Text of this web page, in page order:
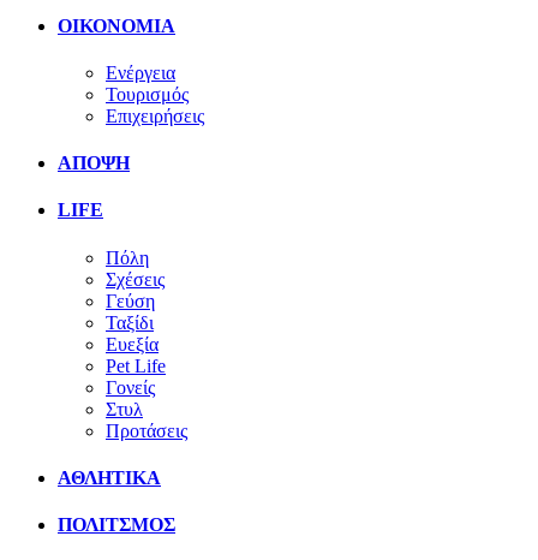
ΟΙΚΟΝΟΜΙΑ
Ενέργεια
Τουρισμός
Επιχειρήσεις
ΑΠΟΨΗ
LIFE
Πόλη
Σχέσεις
Γεύση
Ταξίδι
Ευεξία
Pet Life
Γονείς
Στυλ
Προτάσεις
ΑΘΛΗΤΙΚΑ
ΠΟΛΙΤΣΜΟΣ